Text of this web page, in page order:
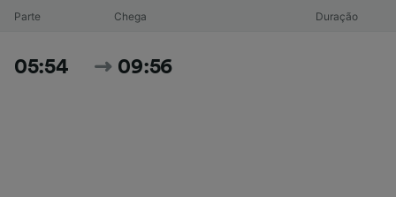
Parte Chega Duração
05:54 09:56